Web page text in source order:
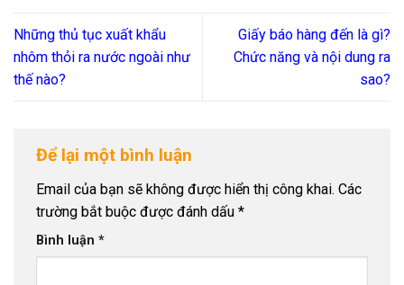
Những thủ tục xuất khẩu
nhôm thỏi ra nước ngoài như
thế nào?
Giấy báo hàng đến là gì?
Chức năng và nội dung ra
sao?
Để lại một bình luận
Email của bạn sẽ không được hiển thị công khai. Các
trường bắt buộc được đánh dấu *
Bình luận *